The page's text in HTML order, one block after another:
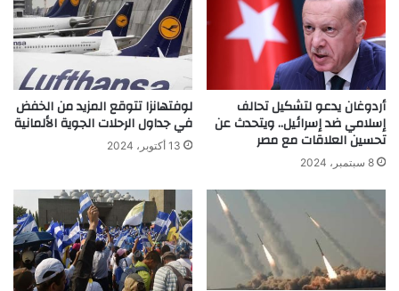
أردوغان يدعو لتشكيل تحالف
إسلامي ضد إسرائيل.. ويتحدث عن
تحسين العلاقات مع مصر
8 سبتمبر، 2024
لوفتهانزا تتوقع المزيد من الخفض
في جداول الرحلات الجوية الألمانية
13 أكتوبر، 2024